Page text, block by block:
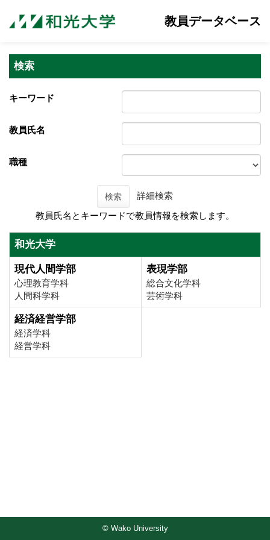
教員データベース
検索
キーワード
教員氏名
職種
検索
詳細検索
教員氏名とキーワードで教員情報を検索します。
和光大学
現代人間学部
心理教育学科
人間科学科
表現学部
総合文化学科
芸術学科
経済経営学部
経済学科
経営学科
© Wako University